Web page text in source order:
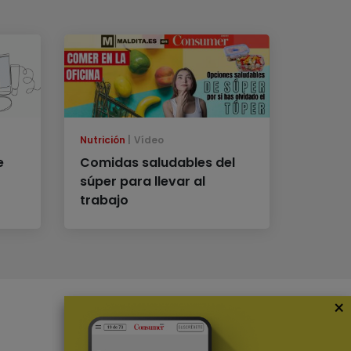
Nutrición Vídeo
Comidas saludables del
súper para llevar al
trabajo
×